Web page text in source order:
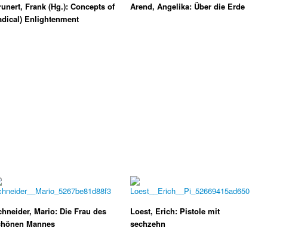
Frank (Hg.): Concepts of
Enlightenment
Arend, Angelika: Über die Erde
Mario: Die Frau des
Mannes
Loest, Erich: Pistole mit
sechzehn